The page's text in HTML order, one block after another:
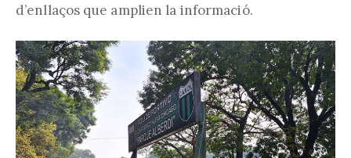
d’enllaços que amplien la informació.